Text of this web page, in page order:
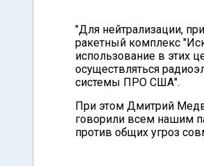
"Для нейтрализации,
ракетный комплекс
использование в этих
осуществляться
системы ПРО США".
При этом Дмитрий
говорили всем нашим
против общих угроз